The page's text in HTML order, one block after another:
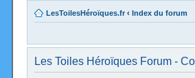
LesToilesHéroïques.fr ‹ Index du forum
Les Toiles Héroïques Forum -